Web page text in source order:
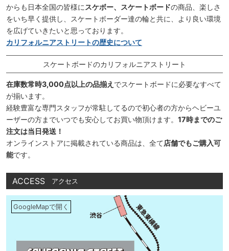
からも日本全国の皆様に スケボー、スケートボードの商品、楽しさ
をいち早く提供し、スケートボーダー達の輪と共に、より良い環境
を広げていきたいと思っております。
カリフォルニアストリートの歴史について
スケートボードのカリフォルニアストリート
在庫数常時3,000点以上の品揃え でスケートボードに必要なすべて
が揃います。
経験豊富な専門スタッフが常駐してるので初心者の方からヘビーユ
ーザーの方までいつでも安心してお買い物頂けます。 17時までのご
注文は当日発送！
オンラインストアに掲載されている商品は、全て店舗でもご購入可
能です。
ACCESS アクセス
GoogleMapで開く